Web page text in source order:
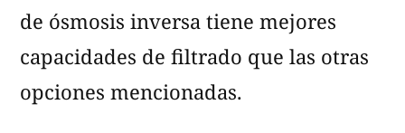
de ósmosis inversa tiene mejores
capacidades de filtrado que las otras
opciones mencionadas.